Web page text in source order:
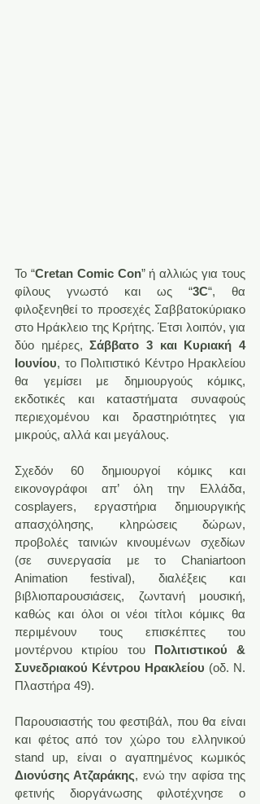
Το “Cretan Comic Con” ή αλλιώς για τους
φίλους γνωστό και ως “3C“, θα
φιλοξενηθεί το προσεχές Σαββατοκύριακο
στο Ηράκλειο της Κρήτης. Έτσι λοιπόν, για
δύο ημέρες, Σάββατο 3 και Κυριακή 4
Ιουνίου, το Πολιτιστικό Κέντρο Ηρακλείου
θα γεμίσει με δημιουργούς κόμικς,
εκδοτικές και καταστήματα συναφούς
περιεχομένου και δραστηριότητες για
μικρούς, αλλά και μεγάλους.
Σχεδόν 60 δημιουργοί κόμικς και
εικονογράφοι απ’ όλη την Ελλάδα,
cosplayers, εργαστήρια δημιουργικής
απασχόλησης, κληρώσεις δώρων,
προβολές ταινιών κινουμένων σχεδίων
(σε συνεργασία με το Chaniartoon
Animation festival), διαλέξεις και
βιβλιοπαρουσιάσεις, ζωντανή μουσική,
καθώς και όλοι οι νέοι τίτλοι κόμικς θα
περιμένουν τους επισκέπτες του
μοντέρνου κτιρίου του Πολιτιστικού &
Συνεδριακού Κέντρου Ηρακλείου (οδ. Ν.
Πλαστήρα 49).
Παρουσιαστής του φεστιβάλ, που θα είναι
και φέτος από τον χώρο του ελληνικού
Διονύσης Ατζαράκης, ενώ την αφίσα της
φετινής διοργάνωσης φιλοτέχνησε ο